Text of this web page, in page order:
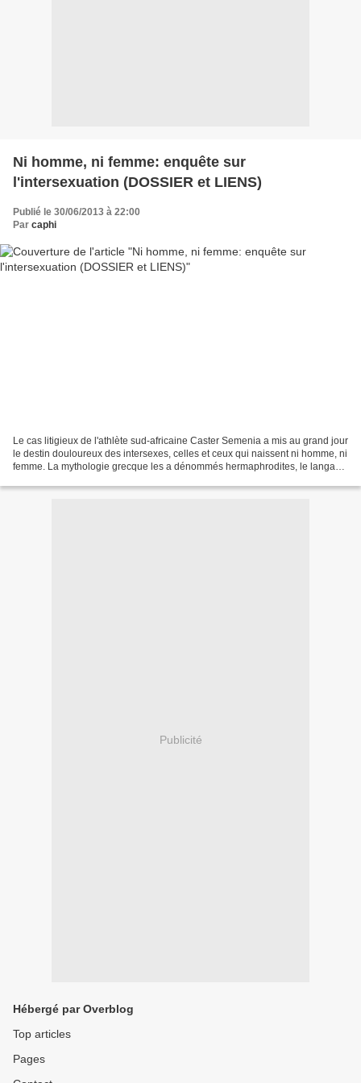
Ni homme, ni femme: enquête sur
l'intersexuation (DOSSIER et LIENS)
Publié le 30/06/2013 à 22:00
Par caphi
Le cas litigieux de l'athlète sud-africaine Caster Semenia a mis au grand jour
le destin douloureux des intersexes, celles et ceux qui naissent ni homme, ni
femme. La mythologie grecque les a dénommés hermaphrodites, le langage
Publicité
Hébergé par Overblog
Top articles
Pages